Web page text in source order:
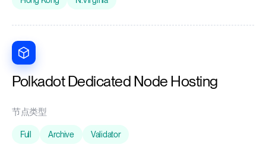
Polkadot Dedicated Node Hosting
节点类型
Full Archive Validator